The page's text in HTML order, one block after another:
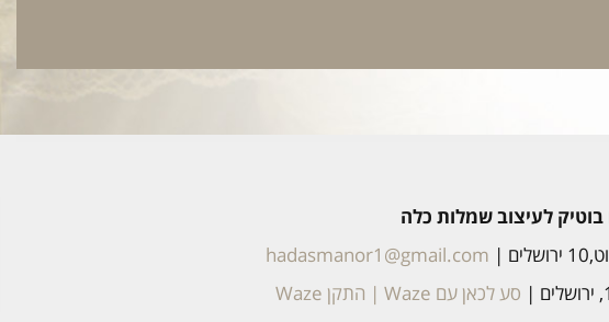
בוטיק לעיצוב שמלות כלה
hadasmanor1@gmail.com
סע לכאן עם Waze | התקן Waze